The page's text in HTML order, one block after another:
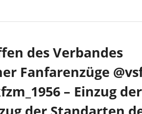
des Verbandes
Fanfarenzüge
– Einzug